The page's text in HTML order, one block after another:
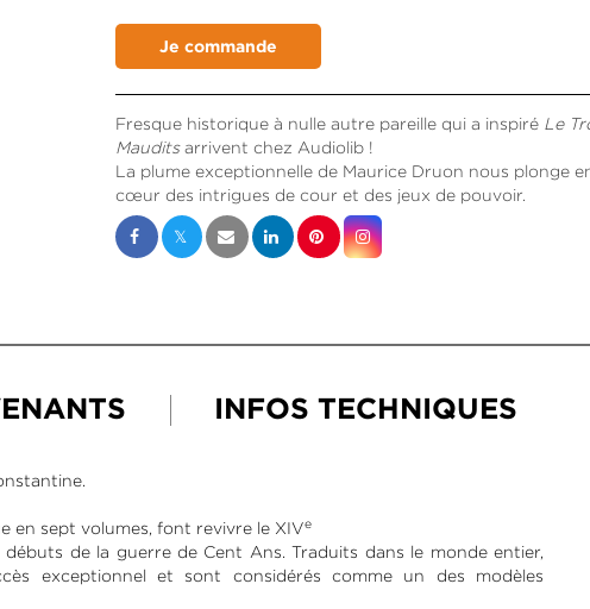
Fresque historique à nulle autre pareille qui a inspiré Le
Mauditsarrivent chez Audiolib !
La plume exceptionnelle de Maurice Druon nous plonge
cœur des intrigues de cour et des jeux de pouvoir.
INFOS TECHNIQUES
en sept volumes, font revivre le XIVe
de la guerre de Cent Ans. Traduits dans le monde entier,
exceptionnel et sont considérés comme un des modèles